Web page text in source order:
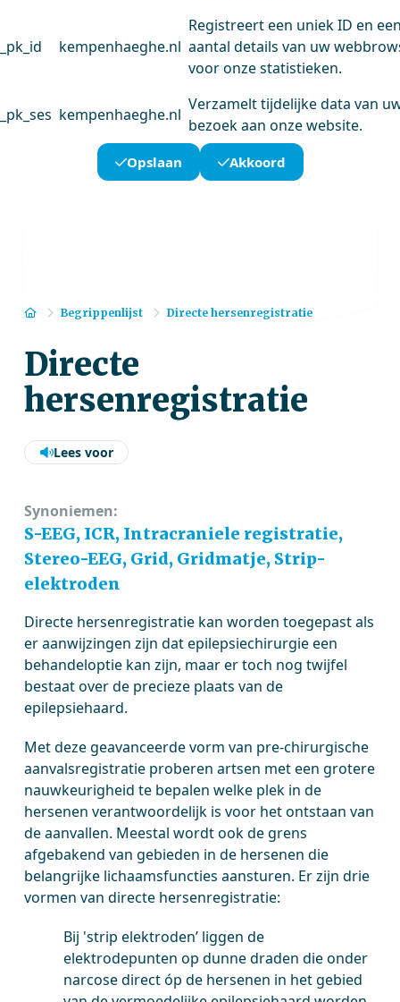
_pk_id kempenhaeghe.nl
Registreert een uniek ID en
aantal details van uw
voor onze statistieken.
_pk_ses kempenhaeghe.nl
Verzamelt tijdelijke data van
bezoek aan onze website.
Opslaan Akkoord
HomeBegrippenlijst Directe hersenregistratie
Directe
hersenregistratie
Lees voor
Synoniemen:
S-EEG, ICR, Intracraniele registratie,
Stereo-EEG, Grid, Gridmatje, Strip-
elektroden
Directe hersenregistratie kan worden toegepast als
er aanwijzingen zijn dat epilepsiechirurgie een
behandeloptie kan zijn, maar er toch nog twijfel
bestaat over de precieze plaats van de
epilepsiehaard.
Met deze geavanceerde vorm van pre-chirurgische
aanvalsregistratie proberen artsen met een grotere
nauwkeurigheid te bepalen welke plek in de
hersenen verantwoordelijk is voor het ontstaan van
de aanvallen. Meestal wordt ook de grens
afgebakend van gebieden in de hersenen die
belangrijke lichaamsfuncties aansturen. Er zijn drie
vormen van directe hersenregistratie:
Bij 'strip elektroden’ liggen de
elektrodepunten op dunne draden die onder
narcose direct óp de hersenen in het gebied